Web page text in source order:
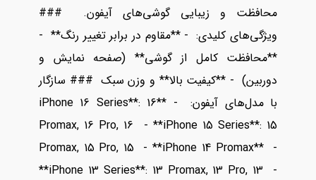
محافظت و زیبایی گوشی‌های آیفون. ###
ویژگی‌های کلیدی: - **مقاوم در برابر تغییر رنگ** -
**محافظت کامل از گوشی** (صفحه نمایش و
دوربین) - **کیفیت بالا** و وزن سبک ### سازگار
با مدل‌های آیفون: - **iPhone 16 Series**: 16
Promax, 16 Pro, 16 - **iPhone 15 Series**: 15
Promax, 15 Pro, 15 - **iPhone 14 Promax** -
**iPhone 13 Series**: 13 Promax, 13 Pro, 13 -